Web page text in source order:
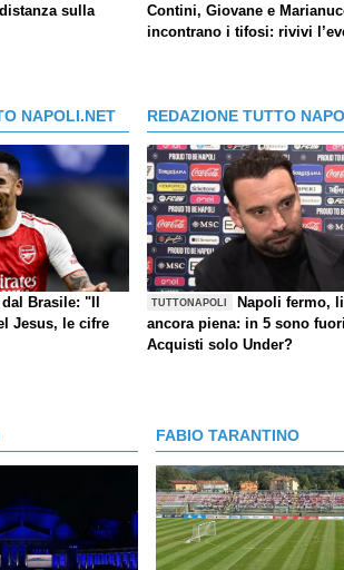
sulla
Contini, Giovane e
incontrano i tifosi: rivivi
NAPOLI.NET
Brasile: "Il
Jesus, le cifre
REDAZIONE TUTTO
TUTTONAPOLI
Napoli fermo,
ancora piena: in 5 sono
Acquisti solo Under?
FABIO TARANTINO